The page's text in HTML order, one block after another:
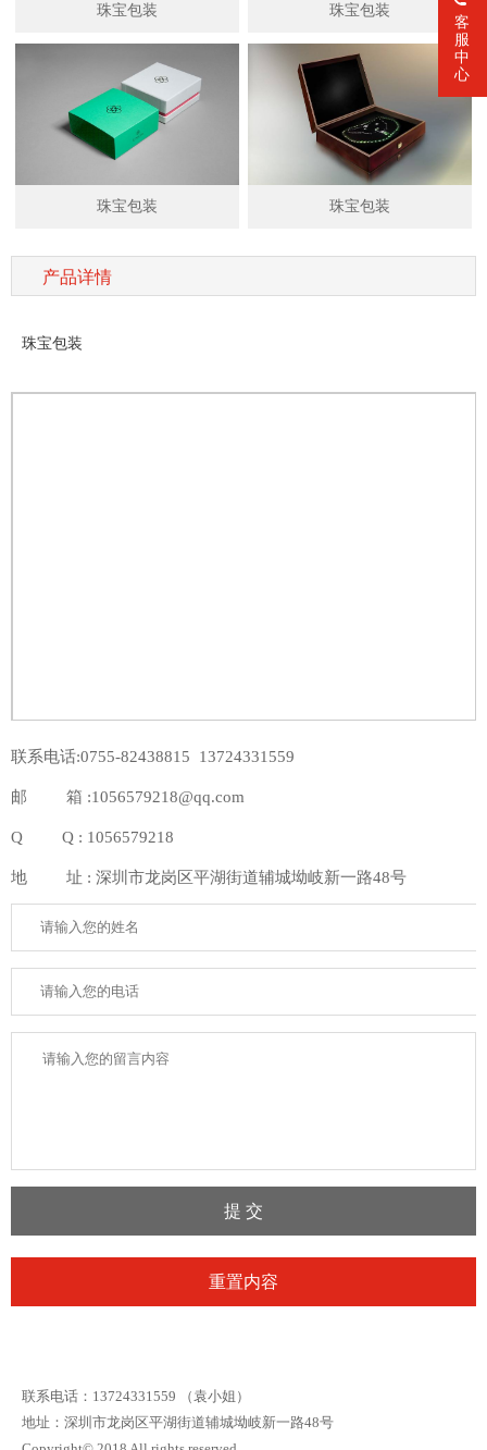
珠宝包装 珠宝包装
珠宝包装 珠宝包装
产品详情
珠宝包装
联系电话:0755-82438815 13724331559
邮 箱 :1056579218@qq.com
Q Q : 1056579218
地 址 : 深圳市龙岗区平湖街道辅城坳岐新一路48号
联系电话：13724331559 （袁小姐）
地址：深圳市龙岗区平湖街道辅城坳岐新一路48号
客
服
中
心